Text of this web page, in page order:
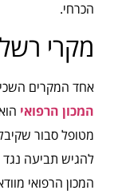
הכרחי.
מקרי
אחד המקרים
המכון הרפואי
מטופל סבור
להגיש תביעה נגד
המכון הרפואי